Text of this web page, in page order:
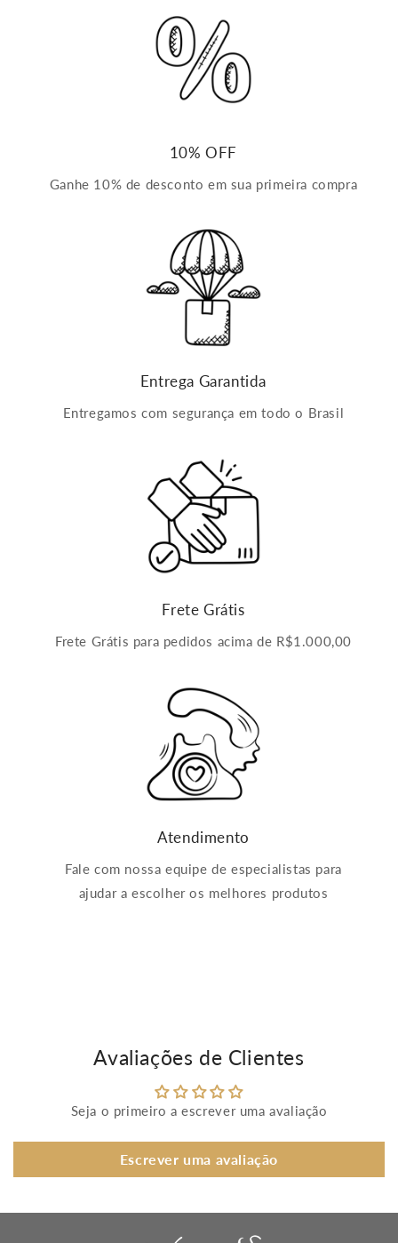
10% OFF
Ganhe 10% de desconto em sua primeira compra
Entrega Garantida
Entregamos com segurança em todo o Brasil
Frete Grátis
Frete Grátis para pedidos acima de R$1.000,00
Atendimento
Fale com nossa equipe de especialistas para
ajudar a escolher os melhores produtos
Avaliações de Clientes
Seja o primeiro a escrever uma avaliação
Escrever uma avaliação